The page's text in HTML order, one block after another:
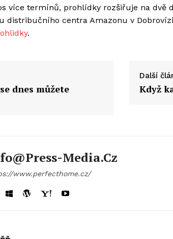
více termínů, prohlídky rozšiřuje na dvě
distribučního centra Amazonu v
.
dnes můžete
Další
Když
Media.cz
www.perfecthome.cz/